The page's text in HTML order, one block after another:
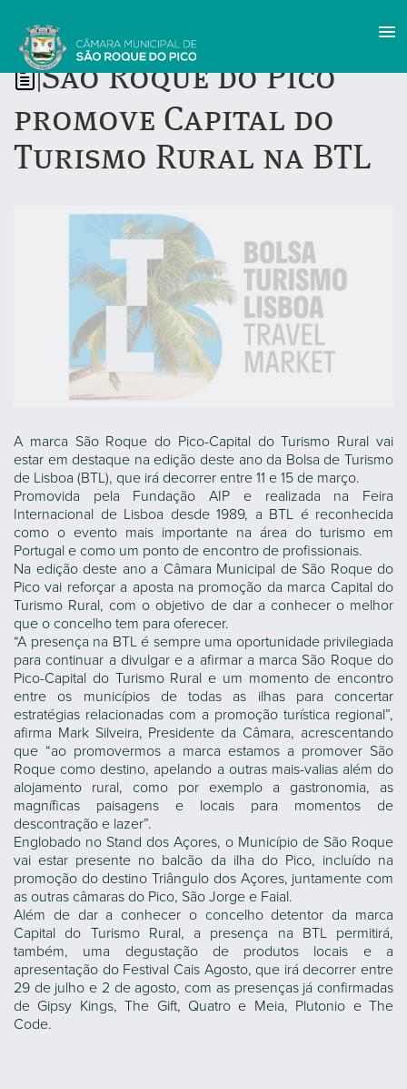
São Roque do Pico
promove Capital do
Turismo Rural na BTL
A marca São Roque do Pico-Capital do Turismo Rural vai
estar em destaque na edição deste ano da Bolsa de Turismo
de Lisboa (BTL), que irá decorrer entre 11 e 15 de março.
Promovida pela Fundação AIP e realizada na Feira
Internacional de Lisboa desde 1989, a BTL é reconhecida
como o evento mais importante na área do turismo em
Portugal e como um ponto de encontro de profissionais.
Na edição deste ano a Câmara Municipal de São Roque do
Pico vai reforçar a aposta na promoção da marca Capital do
Turismo Rural, com o objetivo de dar a conhecer o melhor
que o concelho tem para oferecer.
“A presença na BTL é sempre uma oportunidade privilegiada
para continuar a divulgar e a afirmar a marca São Roque do
Pico-Capital do Turismo Rural e um momento de encontro
entre os municípios de todas as ilhas para concertar
estratégias relacionadas com a promoção turística regional”,
afirma Mark Silveira, Presidente da Câmara, acrescentando
que “ao promovermos a marca estamos a promover São
Roque como destino, apelando a outras mais-valias além do
alojamento rural, como por exemplo a gastronomia, as
magníficas paisagens e locais para momentos de
descontração e lazer”.
Englobado no Stand dos Açores, o Município de São Roque
vai estar presente no balcão da ilha do Pico, incluído na
promoção do destino Triângulo dos Açores, juntamente com
as outras câmaras do Pico, São Jorge e Faial.
Além de dar a conhecer o concelho detentor da marca
Capital do Turismo Rural, a presença na BTL permitirá,
também, uma degustação de produtos locais e a
apresentação do Festival Cais Agosto, que irá decorrer entre
29 de julho e 2 de agosto, com as presenças já confirmadas
de Gipsy Kings, The Gift, Quatro e Meia, Plutonio e The
Code.